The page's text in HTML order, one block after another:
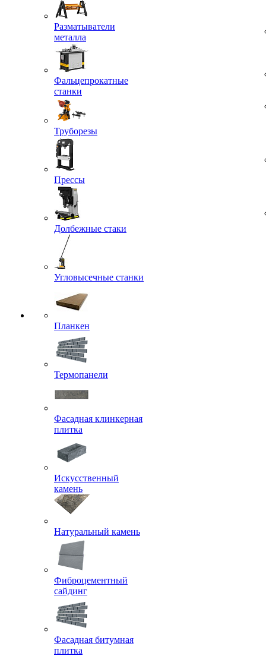
Разматыватели
металла
Фальцепрокатные
станки
Труборезы
Прессы
Долбежные стаки
Угловысечные станки
Планкен
Термопанели
Фасадная клинкерная
плитка
Искусственный
камень
Натуральный камень
Фиброцементный
сайдинг
Фасадная битумная
плитка